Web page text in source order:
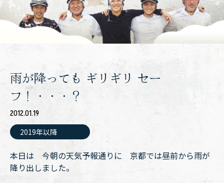
雨が降っても ギリギリ セー
フ！・・・？
2012.01.19
2019年以降
本日は 今朝の天気予報通りに 京都では昼前から雨が
降り出しました。